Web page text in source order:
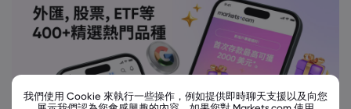
我們使用 Cookie 來執行一些操作，例如提供即時聊天支援以及向您